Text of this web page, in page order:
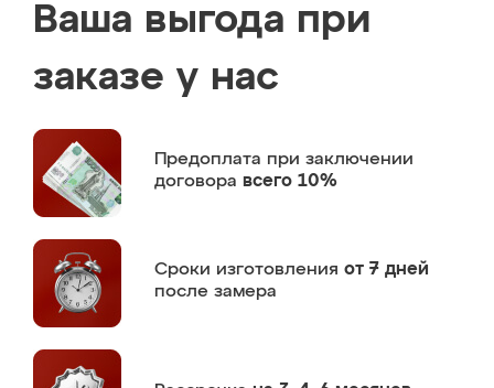
Ваша выгода при
заказе у нас
Предоплата при заключении
договора всего 10%
Сроки изготовления от 7 дней
после замера